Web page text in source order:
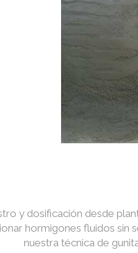
y dosificación desde
hormigones fluidos sin
nuestra técnica de